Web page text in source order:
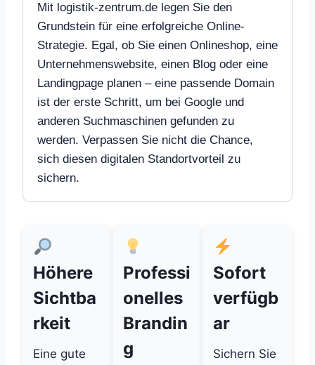
Mit logistik-zentrum.de legen Sie den
Grundstein für eine erfolgreiche Online-
Strategie. Egal, ob Sie einen Onlineshop, eine
Unternehmenswebsite, einen Blog oder eine
Landingpage planen – eine passende Domain
ist der erste Schritt, um bei Google und
anderen Suchmaschinen gefunden zu
werden. Verpassen Sie nicht die Chance,
sich diesen digitalen Standortvorteil zu
sichern.
Höhere
Sichtba
rkeit
Eine gute
Professi
onelles
Brandin
g
Sofort
verfügb
ar
Sichern Sie